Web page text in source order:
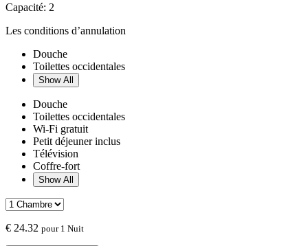
Capacité: 2
Les conditions d’annulation
Douche
Toilettes occidentales
Show All
Douche
Toilettes occidentales
Wi-Fi gratuit
Petit déjeuner inclus
Télévision
Coffre-fort
Show All
€ 24.32 pour 1 Nuit